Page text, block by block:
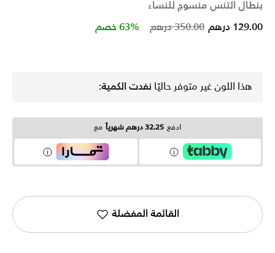
بنطال التنس منسوج للنساء
Price reduced from
350.00 درهم to 129.00 درهم 63% خصم
هذا اللون غير متوفر حاليًا نفدت الكمية:
ادفع 32.25 درهم شهرياً مع
القائمة المفضلة